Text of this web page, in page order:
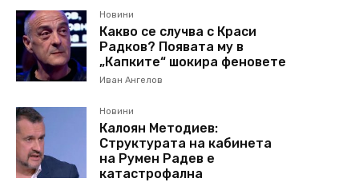
Новини
Какво се случва с Краси
Радков? Появата му в
„Капките“ шокира феновете
Иван Ангелов
Новини
Калоян Методиев:
Структурата на кабинета
на Румен Радев е
катастрофална